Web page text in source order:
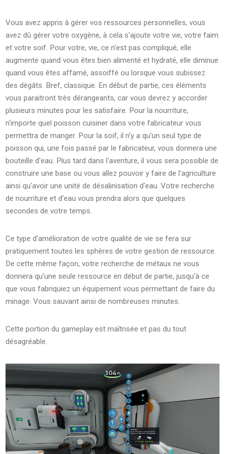
Vous avez appris à gérer vos ressources personnelles, vous
avez dû gérer votre oxygène, à cela s'ajoute votre vie, votre faim
et votre soif. Pour votre, vie, ce n'est pas compliqué, elle
augmente quand vous êtes bien alimenté et hydraté, elle diminue
quand vous êtes affamé, assoiffé ou lorsque vous subissez
des dégâts. Bref, classique. En début de partie, ces éléments
vous paraitront très dérangeants, car vous devrez y accorder
plusieurs minutes pour les satisfaire. Pour la nourriture,
n'importe quel poisson cuisiner dans votre fabricateur vous
permettra de manger. Pour la soif, il n'y a qu'un seul type de
poisson qui, une fois passé par le fabricateur, vous donnera une
bouteille d'eau. Plus tard dans l'aventure, il vous sera possible de
construire une base ou vous allez pouvoir y faire de l'agriculture
ainsi qu'avoir une unité de désalinisation d'eau. Votre recherche
de nourriture et d'eau vous prendra alors que quelques
secondes de votre temps.
Ce type d'amélioration de votre qualité de vie se fera sur
pratiquement toutes les sphères de votre gestion de ressource.
De cette même façon, votre recherche de métaux ne vous
donnera qu'une seule ressource en début de partie, jusqu'à ce
que vous fabriquiez un équipement vous permettant de faire du
minage. Vous sauvant ainsi de nombreuses minutes.
Cette portion du gameplay est maîtrisée et pas du tout
désagréable.